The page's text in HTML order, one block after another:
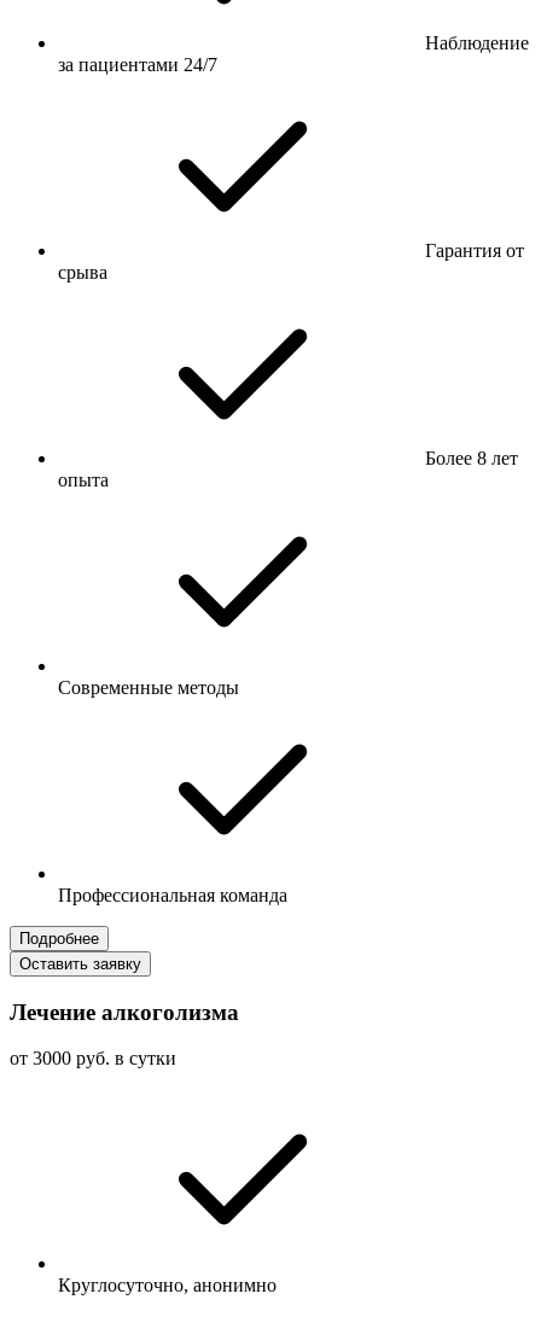
Наблюдение
за пациентами 24/7
Гарантия от
срыва
Более 8 лет
опыта
Современные методы
Профессиональная команда
Подробнее
Оставить заявку
Лечение алкоголизма
от 3000 руб. в сутки
Круглосуточно, анонимно